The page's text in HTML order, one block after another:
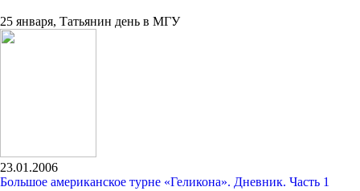
25 января, Татьянин день в МГУ
23.01.2006
Большое американское турне «Геликона». Дневник. Часть 1